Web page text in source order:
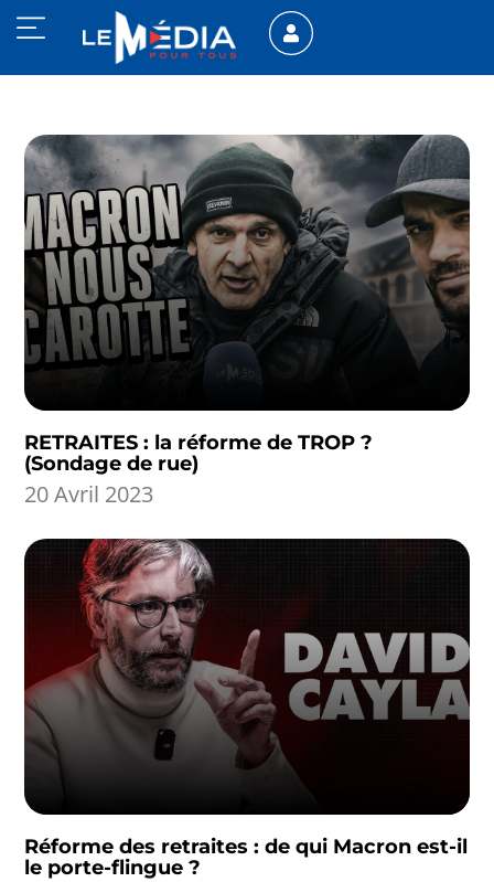
RETRAITES : la réforme de TROP ?
(Sondage de rue)
20 Avril 2023
Réforme des retraites : de qui Macron est-il
le porte-flingue ?